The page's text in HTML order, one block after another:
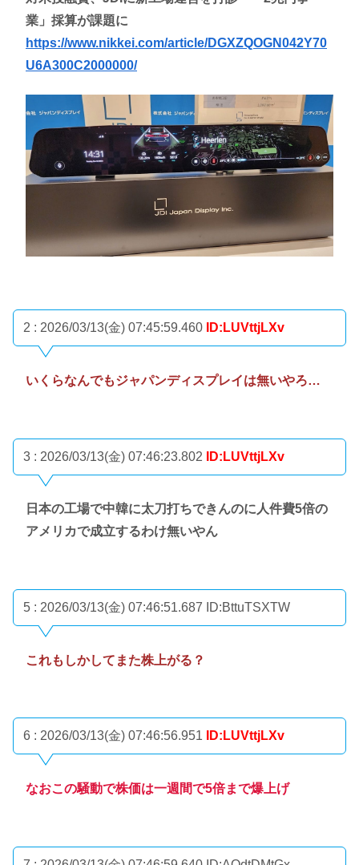
業」採算が課題に
https://www.nikkei.com/article/DGXZQOGN042Y70
U6A300C2000000/
2 : 2026/03/13(金) 07:45:59.460 ID:LUVttjLXv
いくらなんでもジャパンディスプレイは無いやろ…
3 : 2026/03/13(金) 07:46:23.802 ID:LUVttjLXv
日本の工場で中韓に太刀打ちできんのに人件費5倍の
アメリカで成立するわけ無いやん
5 : 2026/03/13(金) 07:46:51.687 ID:BttuTSXTW
これもしかしてまた株上がる？
6 : 2026/03/13(金) 07:46:56.951 ID:LUVttjLXv
なおこの騒動で株価は一週間で5倍まで爆上げ